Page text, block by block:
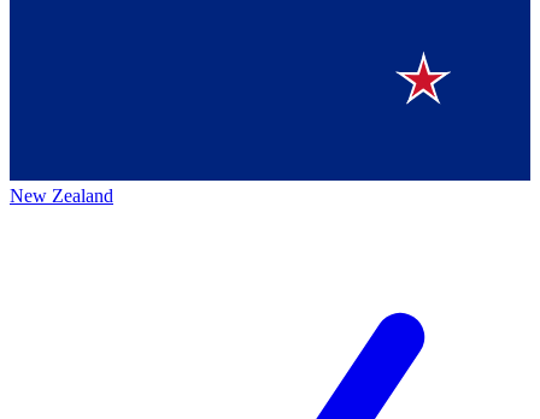
New Zealand